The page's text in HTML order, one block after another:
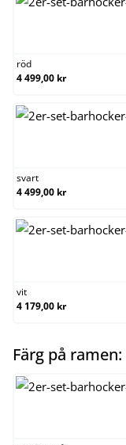
röd
4 499,00 kr
svart
4 499,00 kr
vit
4 179,00 kr
Färg på ramen: